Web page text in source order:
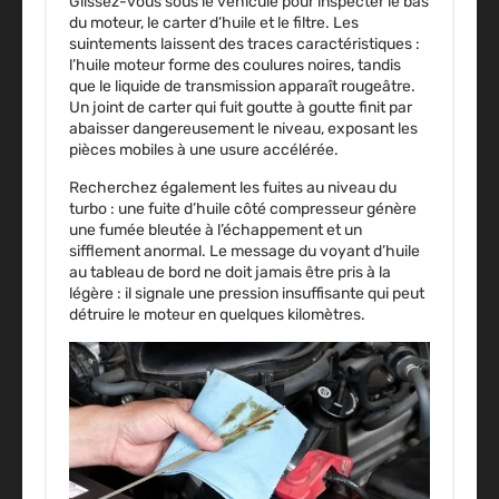
du moteur, le carter d’huile et le filtre. Les
suintements laissent des traces caractéristiques :
l’huile moteur forme des coulures noires, tandis
que le liquide de transmission apparaît rougeâtre.
Un joint de carter qui fuit goutte à goutte finit par
abaisser dangereusement le niveau, exposant les
pièces mobiles à une usure accélérée.
Recherchez également les fuites au niveau du
turbo : une fuite d’huile côté compresseur génère
une fumée bleutée à l’échappement et un
sifflement anormal. Le message du voyant d’huile
au tableau de bord ne doit jamais être pris à la
légère : il signale une pression insuffisantequi peut
détruire le moteur en quelques kilomètres.